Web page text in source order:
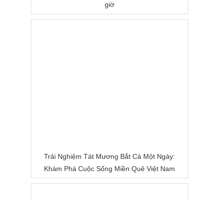
giờ
Trải Nghiệm Tát Mương Bắt Cá Một Ngày:
Khám Phá Cuộc Sống Miền Quê Việt Nam